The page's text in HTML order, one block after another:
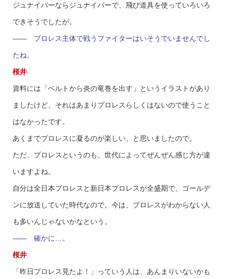
ジュナイパーならジュナイパーで、飛び道具を使っていろいろ
できそうでしたが。
—— プロレス主体で戦うファイターはいそうでいませんでし
たね。
桜井
資料には「ベルトから炎の竜巻を出す」というイラストがあり
ましたけど、それはあまりプロレスらしくはないので使うこと
はなかったです。
あくまでプロレスに凝るのが楽しい、と思いましたので。
ただ、プロレスというのも、世代によってぜんぜん感じ方が違
いますよね。
自分は全日本プロレスと新日本プロレスが全盛期で、ゴールデ
ンに放送していた時代なので。今は、プロレスがわからない人
も多いんじゃないかなという。
—— 確かに…。
桜井
「昨日プロレス見たよ！」っていう人は、あんまりいないかも